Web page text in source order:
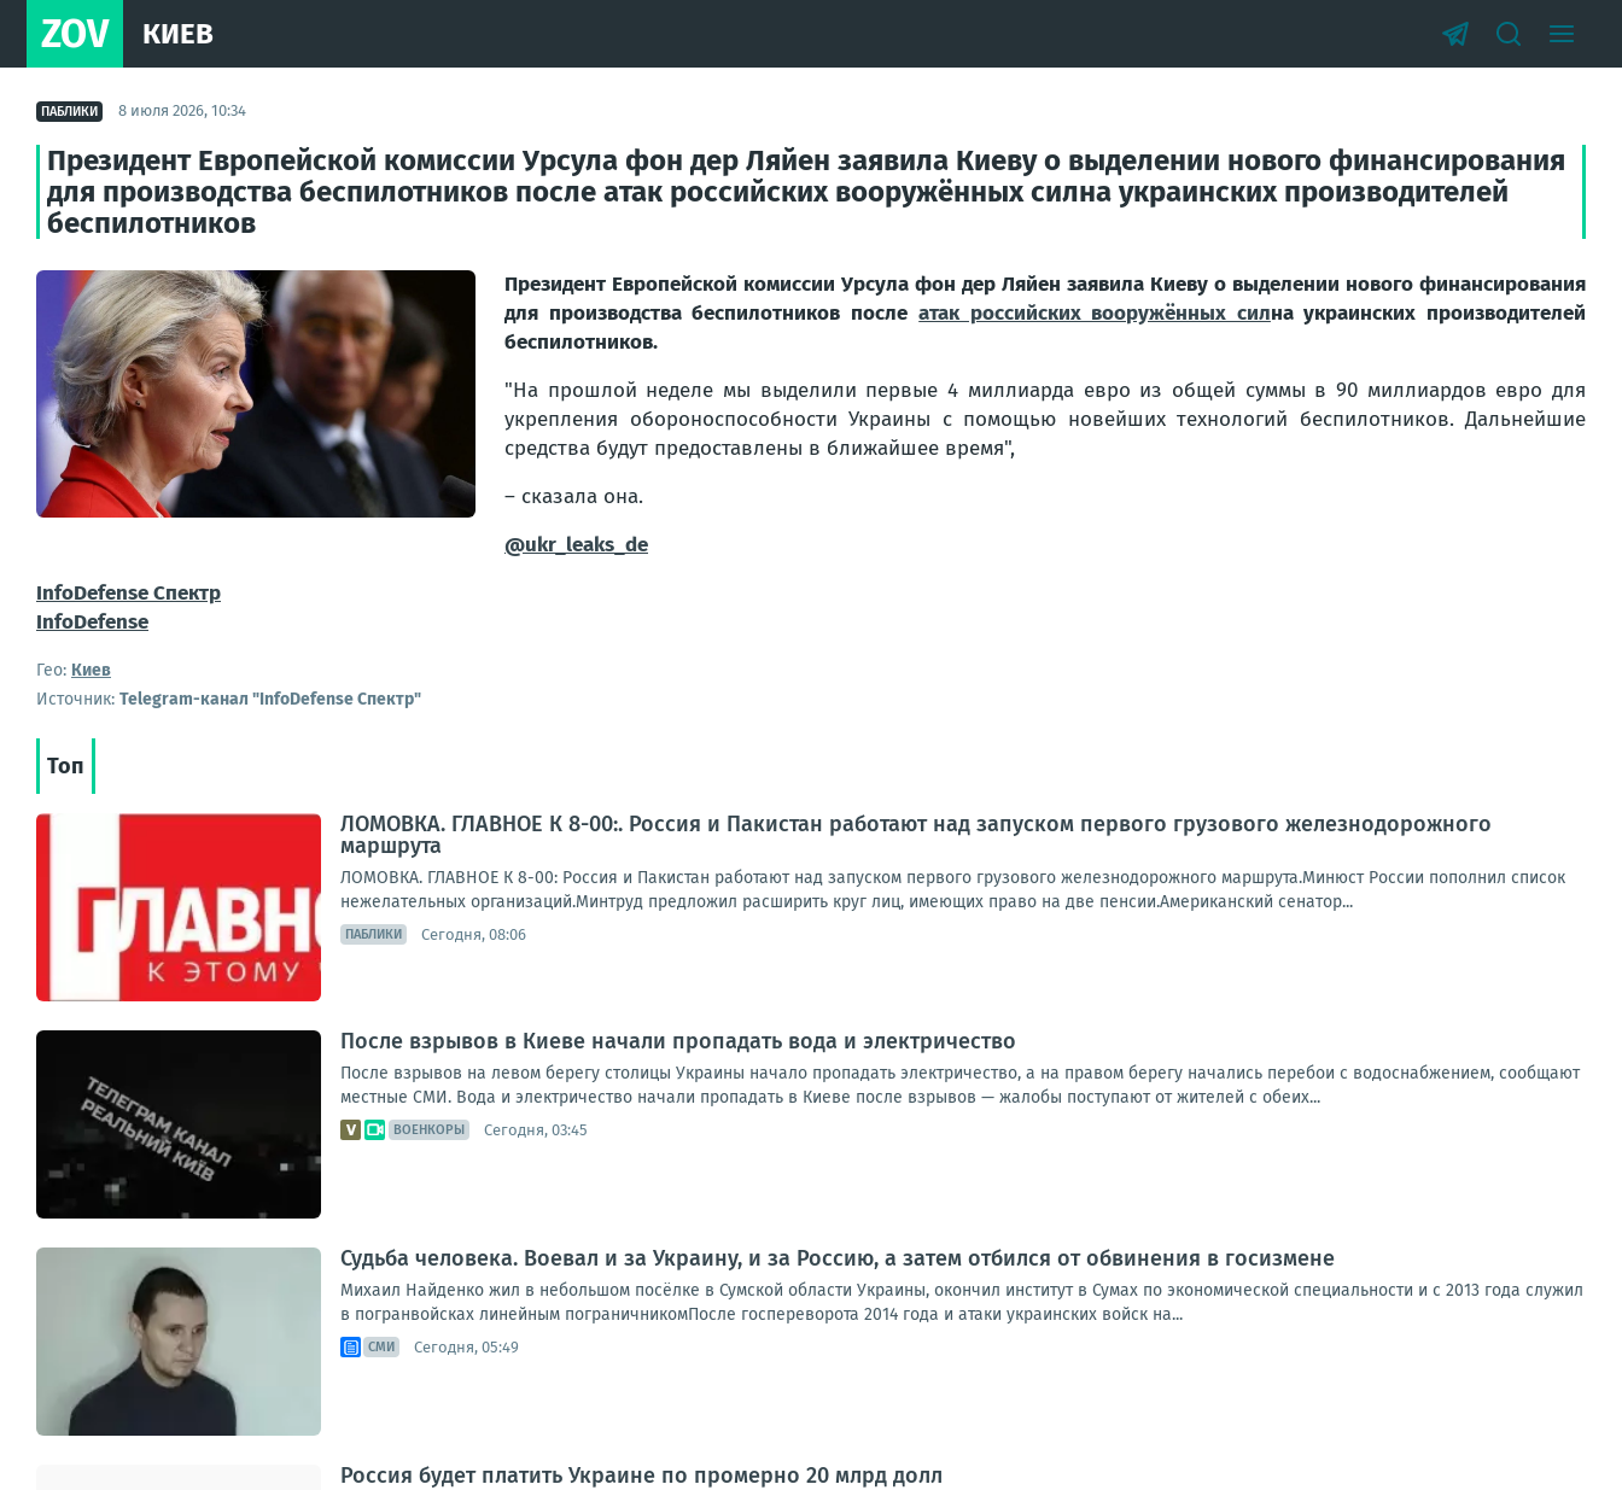
ZOV КИЕВ
ПАБЛИКИ 8 июля 2026, 10:34
Президент Европейской комиссии Урсула фон дер Ляйен заявила Киеву о выделении нового финансирования
для производства беспилотников после атак российских вооружённых силна украинских производителей
беспилотников
Президент Европейской комиссии Урсула фон дер Ляйен заявила Киеву о выделении нового финансирования
для производства беспилотников после атак российских вооружённых силна украинских производителей
беспилотников.
"На прошлой неделе мы выделили первые 4 миллиарда евро из общей суммы в 90 миллиардов евро для
укрепления обороноспособности Украины с помощью новейших технологий беспилотников. Дальнейшие
средства будут предоставлены в ближайшее время",
– сказала она.
@ukr_leaks_de
InfoDefense Спектр
InfoDefense
Гео: Киев
Источник: Telegram-канал "InfoDefense Спектр"
Топ
ЛОМОВКА. ГЛАВНОЕ К 8-00:. Россия и Пакистан работают над запуском первого грузового железнодорожного
маршрута
ЛОМОВКА. ГЛАВНОЕ К 8-00: Россия и Пакистан работают над запуском первого грузового железнодорожного маршрута.Минюст России пополнил список
нежелательных организаций.Минтруд предложил расширить круг лиц, имеющих право на две пенсии.Американский сенатор...
ПАБЛИКИ Сегодня, 08:06
После взрывов в Киеве начали пропадать вода и электричество
После взрывов на левом берегу столицы Украины начало пропадать электричество, а на правом берегу начались перебои с водоснабжением, сообщают
местные СМИ. Вода и электричество начали пропадать в Киеве после взрывов — жалобы поступают от жителей с обеих...
ВОЕНКОРЫ Сегодня, 03:45
Судьба человека. Воевал и за Украину, и за Россию, а затем отбился от обвинения в госизмене
Михаил Найденко жил в небольшом посёлке в Сумской области Украины, окончил институт в Сумах по экономической специальности и с 2013 года служил
в погранвойсках линейным пограничникомПосле госпереворота 2014 года и атаки украинских войск на...
СМИ Сегодня, 05:49
Россия будет платить Украине по промерно 20 млрд долл